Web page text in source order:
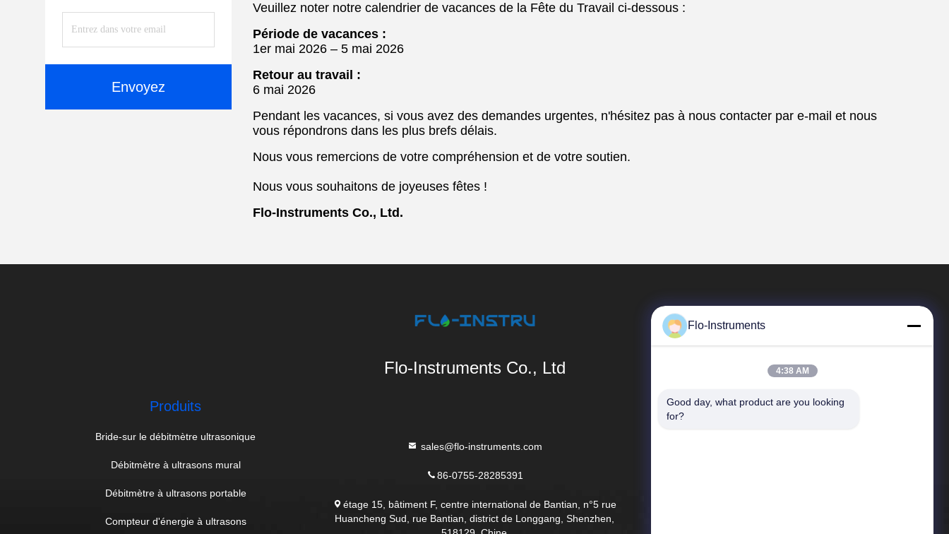
Envoyez
Veuillez noter notre calendrier de vacances de la Fête du Travail ci-dessous :
Période de vacances :
1er mai 2026 – 5 mai 2026
Retour au travail :
6 mai 2026
Pendant les vacances, si vous avez des demandes urgentes, n'hésitez pas à nous contacter par e-mail et nous
vous répondrons dans les plus brefs délais.
Nous vous remercions de votre compréhension et de votre soutien.
Nous vous souhaitons de joyeuses fêtes !
Flo-Instruments Co., Ltd.
Flo-Instruments Co., Ltd
Produits
Bride-sur le débitmètre ultrasonique
Débitmètre à ultrasons mural
Débitmètre à ultrasons portable
Compteur d'énergie à ultrasons
sales@flo-instruments.com
86-0755-28285391
étage 15, bâtiment F, centre international de Bantian, n°5 rue
Huancheng Sud, rue Bantian, district de Longgang, Shenzhen,
Liens Rapides
Flo-Instruments
4:38 AM
Good day, what product are you looking
for?